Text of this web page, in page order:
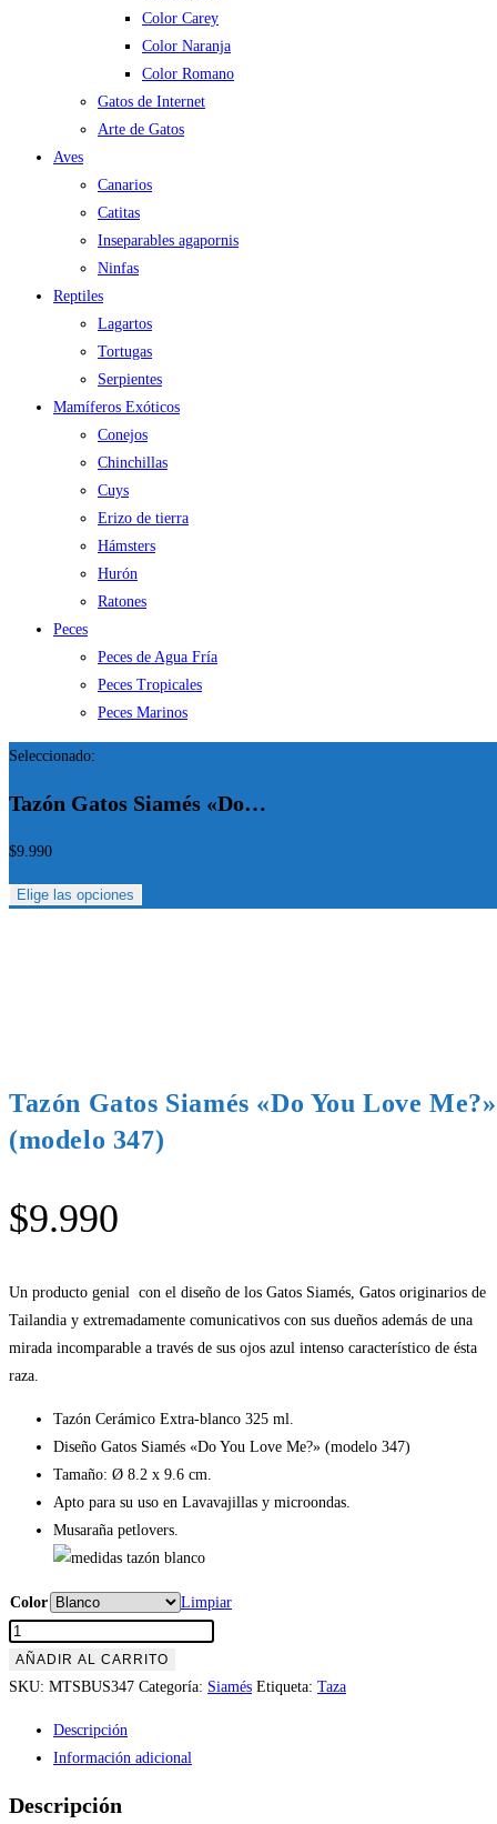
Color Carey
Color Naranja
Color Romano
Gatos de Internet
Arte de Gatos
Aves
Canarios
Catitas
Inseparables agapornis
Ninfas
Reptiles
Lagartos
Tortugas
Serpientes
Mamíferos Exóticos
Conejos
Chinchillas
Cuys
Erizo de tierra
Hámsters
Hurón
Ratones
Peces
Peces de Agua Fría
Peces Tropicales
Peces Marinos
Seleccionado:
Tazón Gatos Siamés «Do…
$9.990
Elige las opciones
Tazón Gatos Siamés «Do You Love Me?»
(modelo 347)
$9.990
Un producto genial con el diseño de los Gatos Siamés, Gatos originarios de
Tailandia y extremadamente comunicativos con sus dueños además de una
mirada incomparable a través de sus ojos azul intenso característico de ésta
raza.
Tazón Cerámico Extra-blanco 325 ml.
Diseño Gatos Siamés «Do You Love Me?» (modelo 347)
Tamaño: Ø 8.2 x 9.6 cm.
Apto para su uso en Lavavajillas y microondas.
Musaraña petlovers.
Color
Limpiar
Tazón
Gatos
Siamés
Me?»
AÑADIR AL CARRITO
SKU: MTSBUS347 Categoría: Siamés Etiqueta: Taza
Descripción
Información adicional
Descripción